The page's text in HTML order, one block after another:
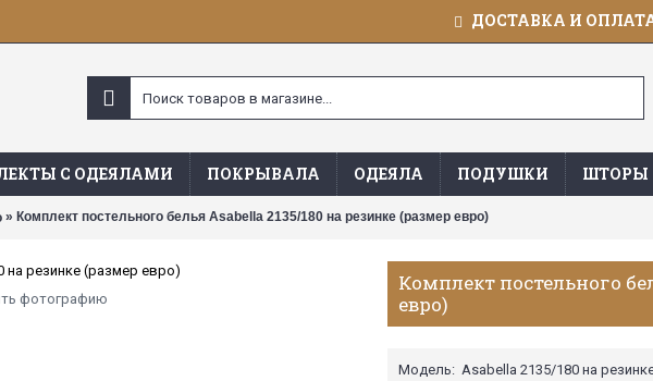
ДОСТАВКА И
С ОДЕЯЛАМИ ПОКРЫВАЛА ОДЕЯЛА ПОДУШКИ ШТОРЫ
» Комплект постельного белья Asabella 2135/180 на резинке (размер евро)
фотографию
Комплект постельного
евро)
Модель: Asabella 2135/180 на